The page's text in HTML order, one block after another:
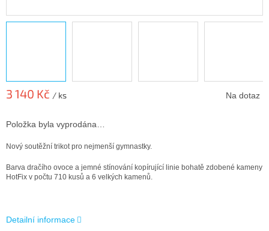
3 140 Kč / ks
cena:
Na dotaz
Položka byla vyprodána…
Nový soutěžní trikot pro nejmenší gymnastky.
Barva dračího ovoce a jemné stínování kopírující linie bohatě zdobené kameny
HotFix v počtu 710 kusů a 6 velkých kamenů.
Detailní informace